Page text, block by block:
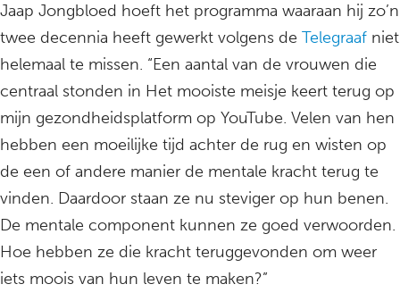
Jaap Jongbloed hoeft het programma waaraan hij zo’n
twee decennia heeft gewerkt volgens de Telegraaf niet
helemaal te missen. “Een aantal van de vrouwen die
centraal stonden in Het mooiste meisje keert terug op
mijn gezondheidsplatform op YouTube. Velen van hen
hebben een moeilijke tijd achter de rug en wisten op
de een of andere manier de mentale kracht terug te
vinden. Daardoor staan ze nu steviger op hun benen.
De mentale component kunnen ze goed verwoorden.
Hoe hebben ze die kracht teruggevonden om weer
iets moois van hun leven te maken?”